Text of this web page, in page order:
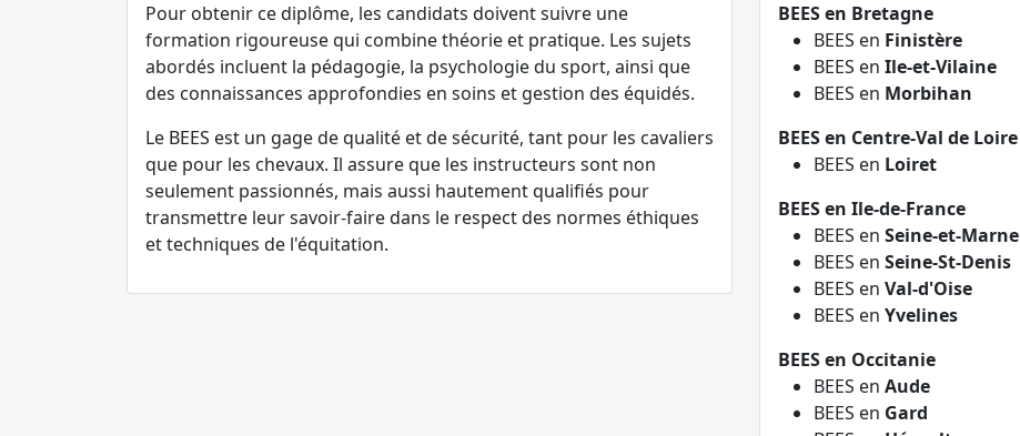
Pour obtenir ce diplôme, les candidats doivent suivre une
formation rigoureuse qui combine théorie et pratique. Les sujets
abordés incluent la pédagogie, la psychologie du sport, ainsi que
des connaissances approfondies en soins et gestion des équidés.
Le BEES est un gage de qualité et de sécurité, tant pour les cavaliers
que pour les chevaux. Il assure que les instructeurs sont non
seulement passionnés, mais aussi hautement qualifiés pour
transmettre leur savoir-faire dans le respect des normes éthiques
et techniques de l'équitation.
BEES en Bretagne
BEES en Finistère
BEES en Ile-et-Vilaine
BEES en Morbihan
BEES en Centre-Val de Loire
BEES en Loiret
BEES en Ile-de-France
BEES en Seine-et-Marne
BEES en Seine-St-Denis
BEES en Val-d'Oise
BEES en Yvelines
BEES en Occitanie
BEES en Aude
BEES en Gard